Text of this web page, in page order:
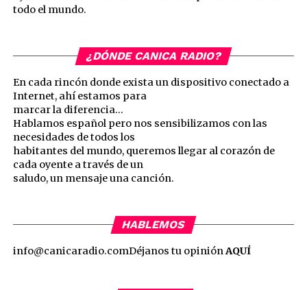
todo el mundo.
¿DÓNDE CANICA RADIO?
En cada rincón donde exista un dispositivo conectado a
Internet, ahí estamos para
marcar la diferencia…
Hablamos español pero nos sensibilizamos con las
necesidades de todos los
habitantes del mundo, queremos llegar al corazón de
cada oyente a través de un
saludo, un mensaje una canción.
HABLEMOS
info@canicaradio.comDéjanos tu opiniónAQUÍ